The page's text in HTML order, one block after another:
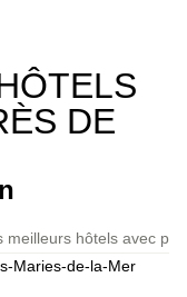
DE
meilleurs hôtels avec
Maries-de-la-Mer